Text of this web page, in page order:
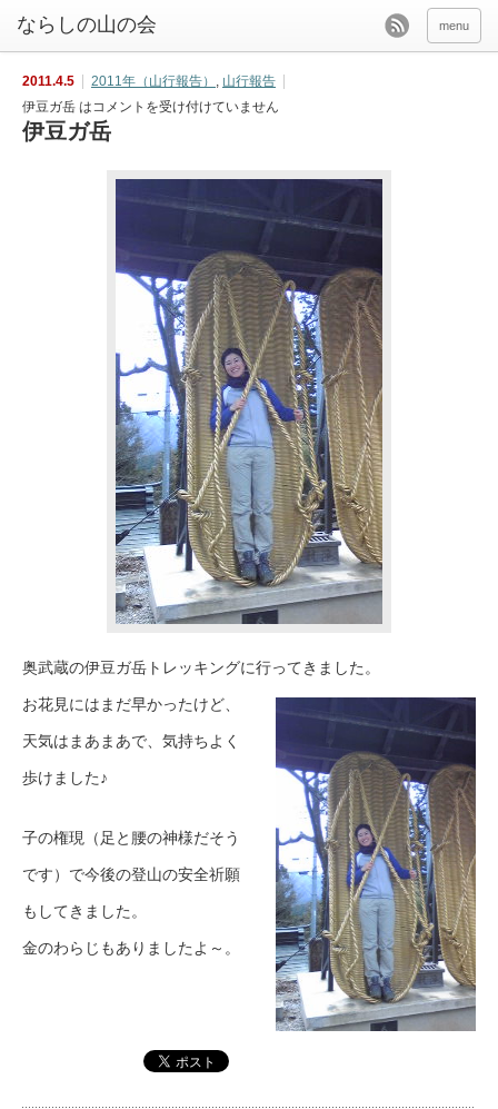
menu
2011.4.5 2011年（山行報告） , 山行報告
伊豆ガ岳 はコメントを受け付けていません
伊豆ガ岳
奥武蔵の伊豆ガ岳トレッキングに行ってきました。
お花見にはまだ早かったけど、
天気はまあまあで、気持ちよく
歩けました♪
子の権現（足と腰の神様だそう
です）で今後の登山の安全祈願
もしてきました。
金のわらじもありましたよ～。